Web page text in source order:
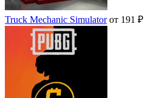
Truck Mechanic Simulatorот 191 ₽